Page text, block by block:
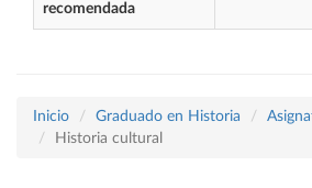
recomendada
Inicio Graduado en Historia
Historia cultural